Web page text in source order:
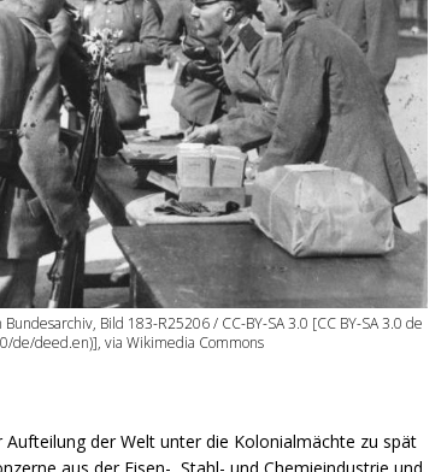
Bild 183-R25206 / CC-BY-SA 3.0 [CC BY-SA 3.0 de
de/deed.en)], via Wikimedia Commons
der Welt unter die Kolonialmächte zu spät